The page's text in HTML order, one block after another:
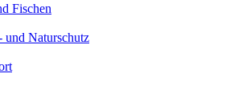
Fischen
und Naturschutz